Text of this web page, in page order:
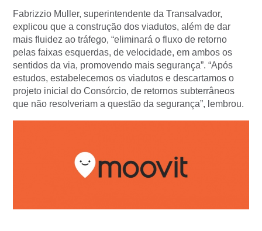
Fabrizzio Muller, superintendente da Transalvador,
explicou que a construção dos viadutos, além de dar
mais fluidez ao tráfego, “eliminará o fluxo de retorno
pelas faixas esquerdas, de velocidade, em ambos os
sentidos da via, promovendo mais segurança”. “Após
estudos, estabelecemos os viadutos e descartamos o
projeto inicial do Consórcio, de retornos subterrâneos
que não resolveriam a questão da segurança”, lembrou.